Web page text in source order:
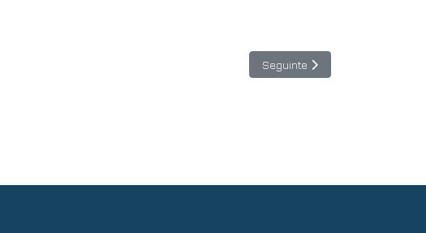
Artigo seguinte: Quando a
Seguinte